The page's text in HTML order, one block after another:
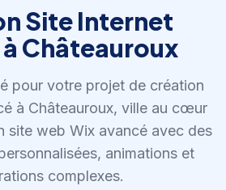
Site Internet
à Châteauroux
pour votre projet de création
à Châteauroux, ville au cœur
site web Wix avancé avec des
animations et
complexes.